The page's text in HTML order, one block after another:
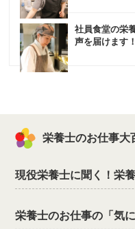
社員食堂の栄
声を届けます！
栄養士のお仕事大
現役栄養士に聞く！栄
栄養士のお仕事の「気